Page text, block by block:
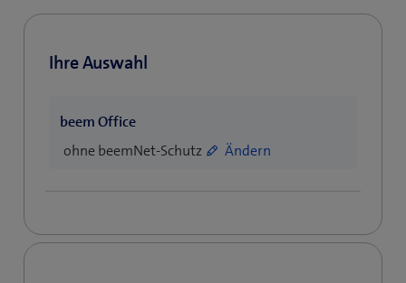
s
t
Ihre Auswahl
beem Office
ohne beemNet-Schutz
Ändern